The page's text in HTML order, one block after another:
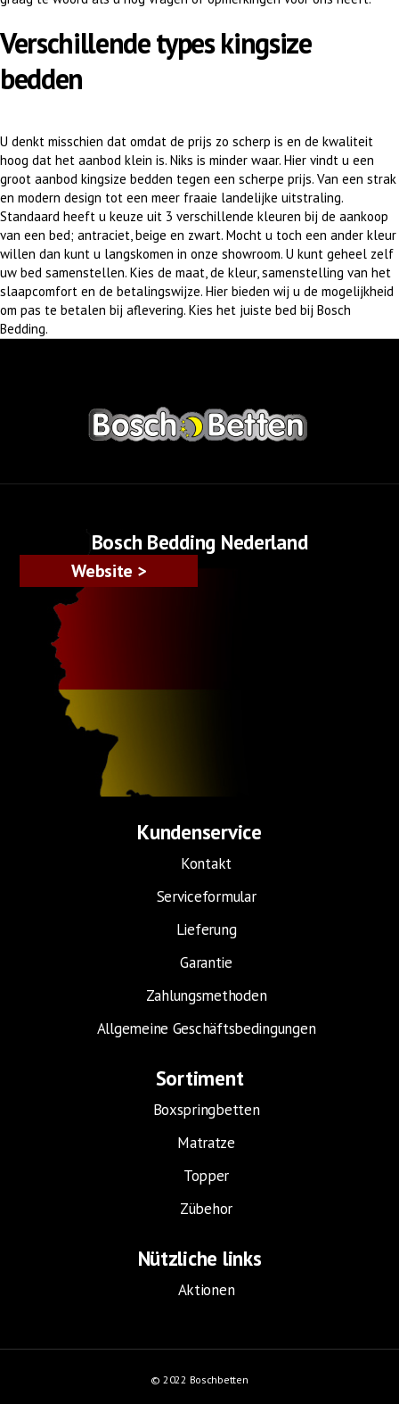
Verschillende types kingsize
bedden
U denkt misschien dat omdat de prijs zo scherp is en de kwaliteit
hoog dat het aanbod klein is. Niks is minder waar. Hier vindt u een
groot aanbod kingsize bedden tegen een scherpe prijs. Van een strak
en modern design tot een meer fraaie landelijke uitstraling.
Standaard heeft u keuze uit 3 verschillende kleuren bij de aankoop
van een bed; antraciet, beige en zwart. Mocht u toch een ander kleur
willen dan kunt u langskomen in onze showroom. U kunt geheel zelf
uw bed samenstellen. Kies de maat, de kleur, samenstelling van het
slaapcomfort en de betalingswijze. Hier bieden wij u de mogelijkheid
om pas te betalen bij aflevering. Kies het juiste bed bij Bosch
Bedding.
Bosch Bedding Nederland
Website >
Kundenservice
Kontakt
Serviceformular
Lieferung
Garantie
Zahlungsmethoden
Allgemeine Geschäftsbedingungen
Sortiment
Boxspringbetten
Matratze
Topper
Zübehor
Nützliche links
Aktionen
© 2022 Boschbetten